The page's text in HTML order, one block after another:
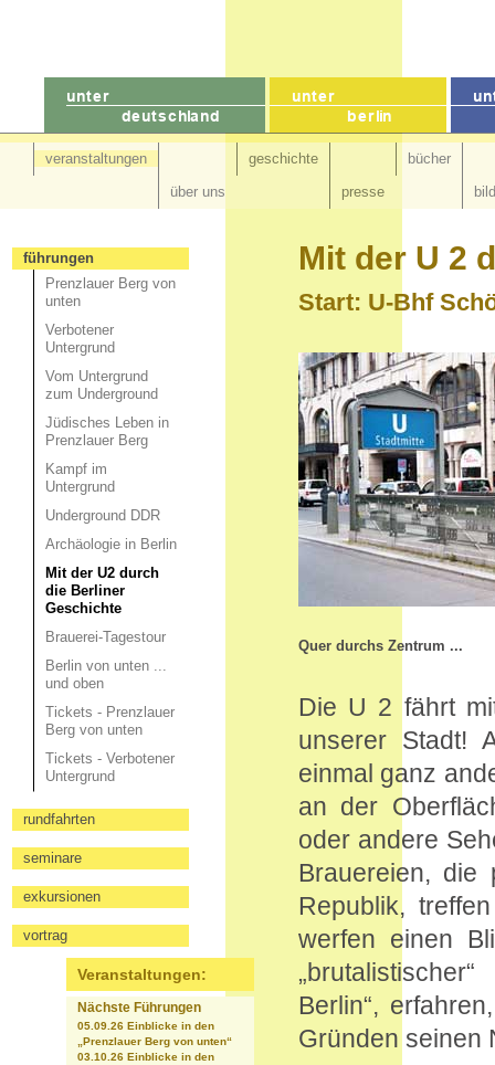
veranstaltungen
über uns
geschichte
presse
bücher
führungen
Prenzlauer Berg von
unten
Verbotener
Untergrund
Vom Untergrund
zum Underground
Jüdisches Leben in
Prenzlauer Berg
Kampf im
Untergrund
Underground DDR
Archäologie in Berlin
Mit der U2 durch
die Berliner
Geschichte
Brauerei-Tagestour
Berlin von unten ...
und oben
Tickets - Prenzlauer
Berg von unten
Tickets - Verbotener
Untergrund
rundfahrten
seminare
exkursionen
vortrag
Veranstaltungen:
Nächste Führungen
05.09.26 Einblicke in den
„Prenzlauer Berg von unten“
03.10.26 Einblicke in den
Mit der U 2
Start: U-Bhf
Quer durchs Zentrum ...
Die U 2 fährt
unserer Stadt!
einmal ganz
an der
oder andere
Brauereien, die
Republik,
werfen einen
Berlin“,
Gründen seinen